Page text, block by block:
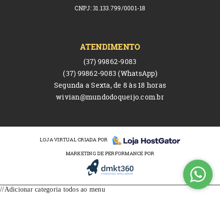
CNPJ: 31.133.799/0001-18
ATENDIMENTO
(37) 99862-9083
(37) 99862-9083(WhatsApp)
Segunda a Sexta, de 8 às 18 horas
wivian@mundodoqueijo.com.br
LOJA VIRTUAL CRIADA POR
MARKETING DE PERFORMANCE POR
//Adicionar categoria todos ao menu